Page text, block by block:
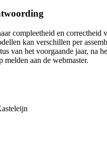
compleetheid en
kan verschillen per
van het voorgaande jaar, na
melden aan de webmaster.